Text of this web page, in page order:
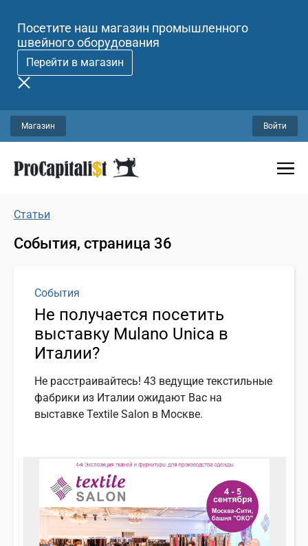
Посетите наш магазин промышленного
швейного оборудования
Перейти в магазин
Магазин Войти
Статьи
События, страница 36
События
Не получается посетить
выставку Mulano Unica в
Италии?
Не расстраивайтесь! 43 ведущие текстильные
фабрики из Италии ожидают Вас на
выставке Textile Salon в Москве.